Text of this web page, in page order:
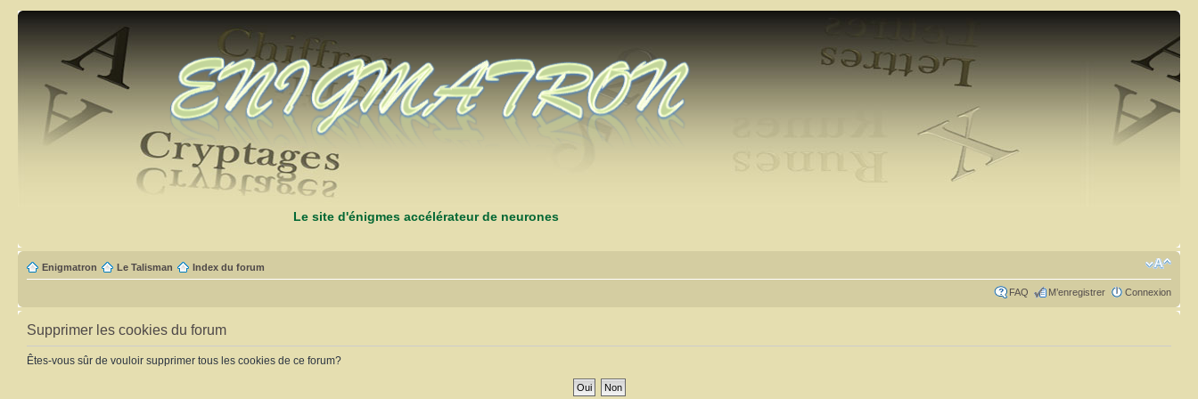
Le site d'énigmes accélérateur de neurones
Enigmatron Le Talisman Index du forum
FAQ M’enregistrer Connexion
Supprimer les cookies du forum
Êtes-vous sûr de vouloir supprimer tous les cookies de ce forum?